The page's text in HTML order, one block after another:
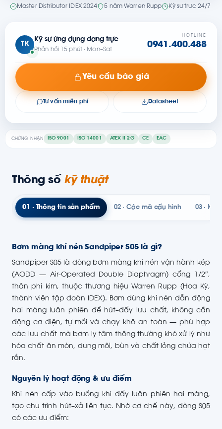
CHỨNG NHẬN ISO 9001 ISO 14001 ATEX II 2G CE EAC
Master Distributor IDEX 2024 5 năm Warren Rupp Kỹ sư trực 24/7
TK
Kỹ sư ứng dụng đang trực
Phản hồi 15 phút · Mon–Sat
HOTLINE
0941.400.488
Yêu cầu báo giá
Tư vấn miễn phí Datasheet
Thông số kỹ thuật
01 · Thông tin sản phẩm 02 · Các mã cấu hình 03 · Kỹ
Bơm màng khí nén Sandpiper S05 là gì?
Sandpiper S05 là dòng bơm màng khí nén vận hành kép
(AODD — Air-Operated Double Diaphragm) cổng 1/2″,
thân phi kim, thuộc thương hiệu Warren Rupp (Hoa Kỳ,
thành viên tập đoàn IDEX). Bơm dùng khí nén dẫn động
hai màng luân phiên để hút–đẩy lưu chất, không cần
động cơ điện, tự mồi và chạy khô an toàn — phù hợp
các lưu chất mà bơm ly tâm thông thường khó xử lý như
hóa chất ăn mòn, dung môi, bùn và chất lỏng chứa hạt
rắn.
Nguyên lý hoạt động & ưu điểm
Khí nén cấp vào buồng khí đẩy luân phiên hai màng,
tạo chu trình hút–xả liên tục. Nhờ cơ chế này, dòng S05
có các ưu điểm: